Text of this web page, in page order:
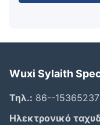
Wuxi Sylaith
Τηλ.: 86--
Ηλεκτρονικό